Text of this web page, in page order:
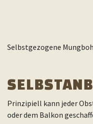
Selbstgezogene
Prinzipiell kann jeder
oder dem Balkon